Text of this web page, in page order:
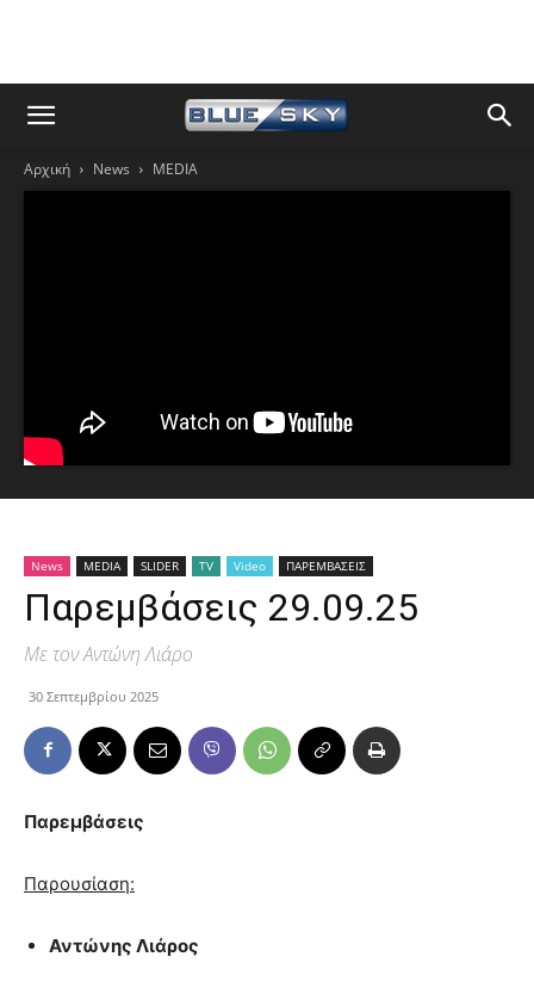
Αρχική News MEDIA
News MEDIA SLIDER TV Video ΠΑΡΕΜΒΑΣΕΙΣ
Παρεμβάσεις 29.09.25
Με τον Αντώνη Λιάρο
30 Σεπτεμβρίου 2025
Παρεμβάσεις
Παρουσίαση:
Αντώνης Λιάρος